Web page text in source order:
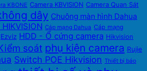
KBONE Camera KBVISION Camera Quan Sát
dây Chuông màn hình Dahua
Cáp mạng Dahua Cáp mạng
Ezviz HDD - Ổ cứng camera Hikvision
soát phụ kiện camera Rujie
Switch POE Hikvision Thiết bị báo